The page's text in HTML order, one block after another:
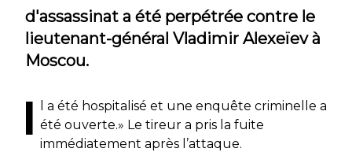
d'assassinat a été perpétrée contre le
lieutenant-général Vladimir Alexeïev à
Moscou.
I
l a été hospitalisé et une enquête criminelle a
été ouverte.» Le tireur a pris la fuite
immédiatement après l’attaque.